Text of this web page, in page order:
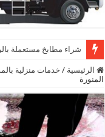
شراء مطابخ مستعملة
الرئيسية / خدمات منزلية
المنورة